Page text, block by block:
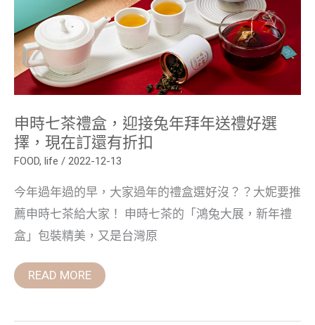
申時七茶禮盒，迎接兔年拜年送禮好選
擇，現在訂還有折扣
FOOD, life / 2022-12-13
今年過年過的早，大家過年的禮盒選好沒？？大妮要推
薦申時七茶給大家！ 申時七茶的「鴻兔大展，新年禮
盒」包裝精美，又是台灣原
接
兔
年
拜
年
送
禮
選
擇，
現
在
有
折
扣
READ MORE